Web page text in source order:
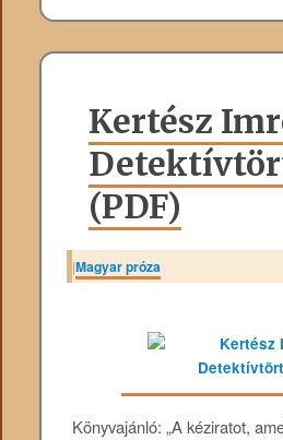
Kertész
(PDF)
|Magyar próza
Könyvajánló: „A kéziratot,